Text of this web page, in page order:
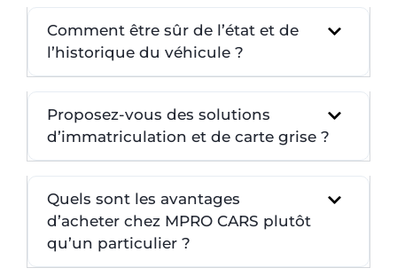
Comment être sûr de l’état et de
l’historique du véhicule ?
Proposez-vous des solutions
d’immatriculation et de carte grise ?
Quels sont les avantages
d’acheter chez MPRO CARS plutôt
qu’un particulier ?